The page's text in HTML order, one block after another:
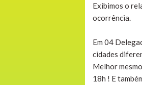
Exibimos o
ocorrência.
Em 04
cidades
Melhor
18h ! E